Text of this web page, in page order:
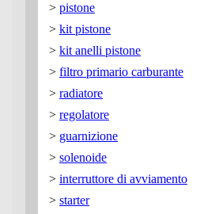
> pistone
> kit pistone
> kit anelli pistone
> filtro primario carburante
> radiatore
> regolatore
> guarnizione
> solenoide
> interruttore di avviamento
> starter